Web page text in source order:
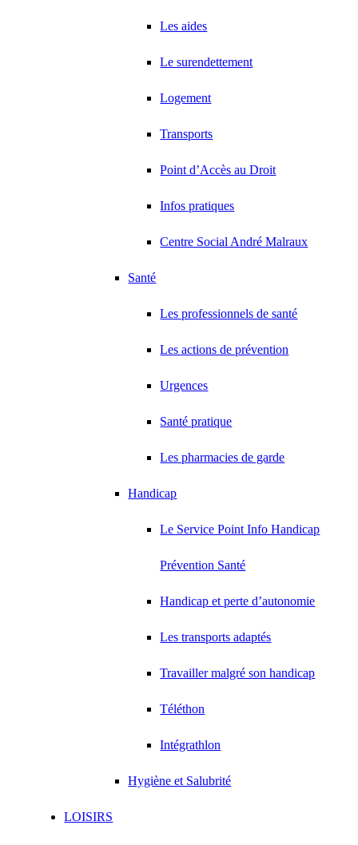
Les aides
Le surendettement
Logement
Transports
Point d’Accès au Droit
Infos pratiques
Centre Social André Malraux
Santé
Les professionnels de santé
Les actions de prévention
Urgences
Santé pratique
Les pharmacies de garde
Handicap
Le Service Point Info Handicap
Prévention Santé
Handicap et perte d’autonomie
Les transports adaptés
Travailler malgré son handicap
Téléthon
Intégrathlon
Hygiène et Salubrité
LOISIRS